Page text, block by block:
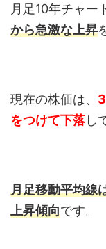
月足10年チャー
から急激な上昇
現在の株価は、
をつけて下落し
月足移動平均線
上昇傾向です。